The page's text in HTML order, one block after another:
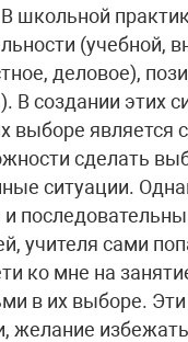
школьной
(учебной,
деловое),
В создании этих
выборе является
сделать
ситуации.
последовательны
учителя сами
ко мне на
в их выборе.
желание